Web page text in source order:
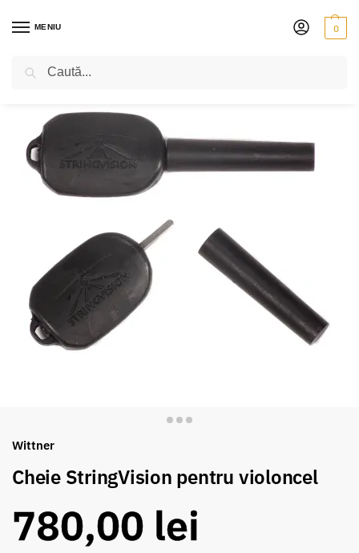
MENIU 0
Wittner
Cheie StringVision pentru violoncel
780,00 lei